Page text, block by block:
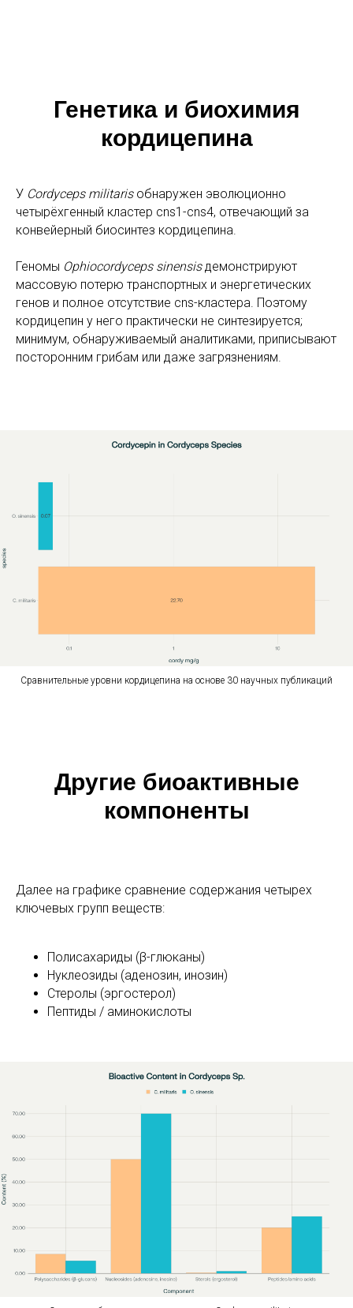
Генетика и биохимия
кордицепина
У Cordyceps militarisобнаружен эволюционно
четырёхгенный кластер cns1-cns4, отвечающий за
конвейерный биосинтез кордицепина.
Геномы Ophiocordyceps sinensisдемонстрируют
массовую потерю транспортных и энергетических
генов и полное отсутствие cns-клaстера. Поэтому
кордицепин у него практически не синтезируется;
минимум, обнаруживаемый аналитиками, приписывают
посторонним грибам или даже загрязнениям.
Сравнительные уровни кордицепина на основе 30 научных публикаций
Другие биоактивные
компоненты
Далее на графике сравнение содержания четырех
ключевых групп веществ:
Полисахариды (β-глюканы)
Нуклеозиды (аденозин, инозин)
Стеролы (эргостерол)
Пептиды / аминокислоты